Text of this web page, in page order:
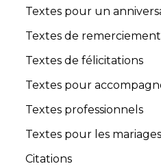
Textes pour un
Textes de
Textes de félicitations
Textes pour
Textes professionnels
Textes pour les mariages
Citations